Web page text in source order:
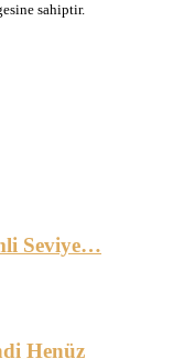
sahiptir.
Seviye…
Henüz